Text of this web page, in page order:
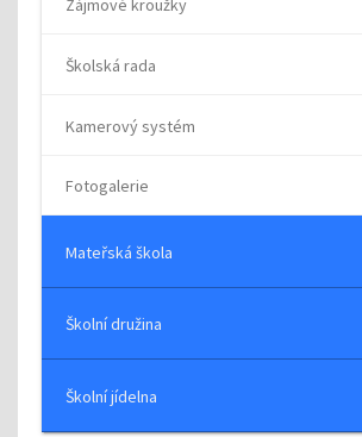
Zájmové kroužky
Školská rada
Kamerový systém
Fotogalerie
Mateřská škola
Školní družina
Školní jídelna